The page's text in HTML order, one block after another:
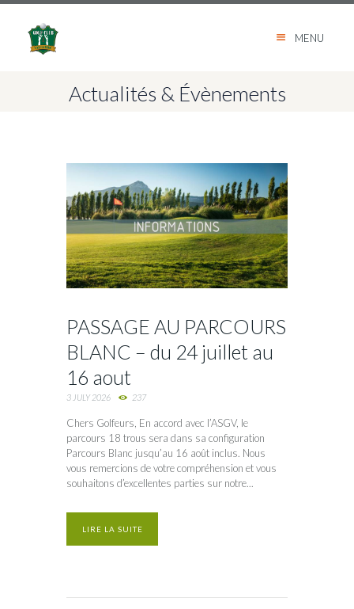
MENU
Actualités & Évènements
PASSAGE AU PARCOURS
BLANC – du 24 juillet au
16 aout
3 JULY 2026 237
Chers Golfeurs, En accord avec l’ASGV, le
parcours 18 trous sera dans sa configuration
Parcours Blanc jusqu’au 16 août inclus. Nous
vous remercions de votre compréhension et vous
souhaitons d’excellentes parties sur notre...
LIRE LA SUITE